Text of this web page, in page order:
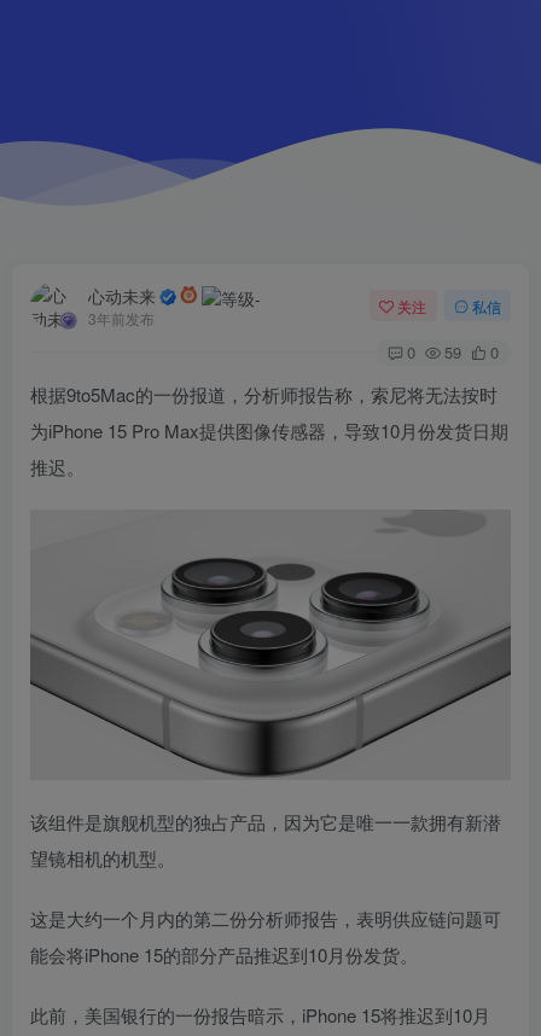
心动未来
3年前发布
关注 私信
0 59 0
根据9to5Mac的一份报道，分析师报告称，索尼将无法按时
为iPhone 15 Pro Max提供图像传感器，导致10月份发货日期
推迟。
该组件是旗舰机型的独占产品，因为它是唯一一款拥有新潜
望镜相机的机型。
这是大约一个月内的第二份分析师报告，表明供应链问题可
能会将iPhone 15的部分产品推迟到10月份发货。
此前，美国银行的一份报告暗示，iPhone 15将推迟到10月